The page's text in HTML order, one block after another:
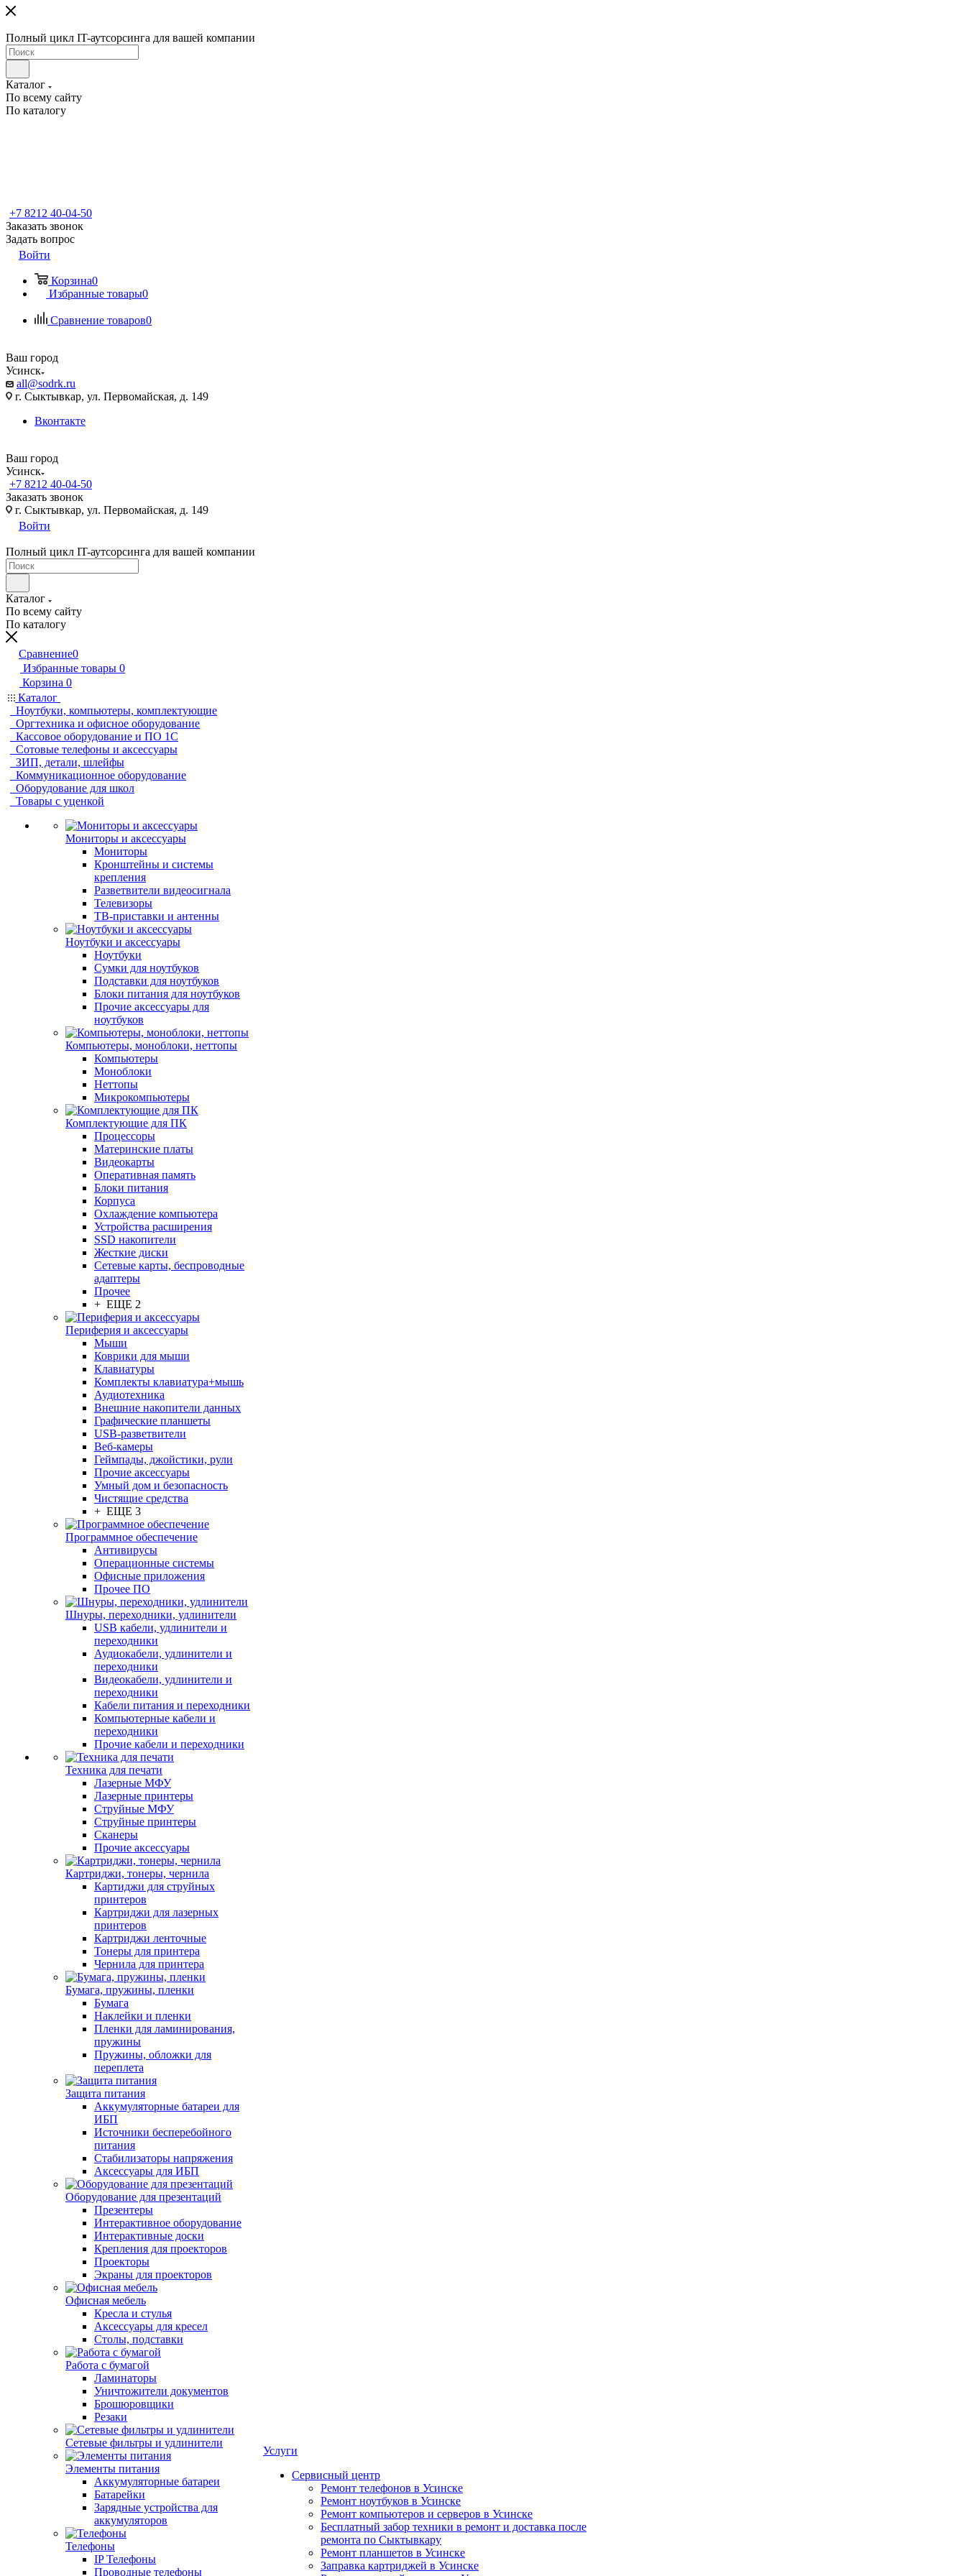
Полный цикл IT-аутсорсинга для вашей компании
Каталог
По всему сайту
По каталогу
+7 8212 40-04-50
Заказать звонок
Задать вопрос
Войти
Корзина0
Избранные товары0
Сравнение товаров0
Ваш город
Усинск
all@sodrk.ru
г. Сыктывкар, ул. Первомайская, д. 149
Вконтакте
Ваш город
Усинск
+7 8212 40-04-50
Заказать звонок
г. Сыктывкар, ул. Первомайская, д. 149
Войти
Полный цикл IT-аутсорсинга для вашей компании
Каталог
По всему сайту
По каталогу
Сравнение0
Избранные товары 0
Корзина 0
Каталог
Ноутбуки, компьютеры, комплектующие
Оргтехника и офисное оборудование
Кассовое оборудование и ПО 1С
Сотовые телефоны и аксессуары
ЗИП, детали, шлейфы
Коммуникационное оборудование
Оборудование для школ
Товары с уценкой
Мониторы и аксессуары
Мониторы
Кронштейны и системы
крепления
Разветвители видеосигнала
Телевизоры
ТВ-приставки и антенны
Ноутбуки и аксессуары
Ноутбуки
Сумки для ноутбуков
Подставки для ноутбуков
Блоки питания для ноутбуков
Прочие аксессуары для
ноутбуков
Компьютеры, моноблоки, неттопы
Компьютеры
Моноблоки
Неттопы
Микрокомпьютеры
Комплектующие для ПК
Процессоры
Материнские платы
Видеокарты
Оперативная память
Блоки питания
Корпуса
Охлаждение компьютера
Устройства расширения
SSD накопители
Жесткие диски
Сетевые карты, беспроводные
адаптеры
Прочее
+ ЕЩЕ 2
Периферия и аксессуары
Мыши
Коврики для мыши
Клавиатуры
Комплекты клавиатура+мышь
Аудиотехника
Внешние накопители данных
Графические планшеты
USB-разветвители
Веб-камеры
Геймпады, джойстики, рули
Прочие аксессуары
Умный дом и безопасность
Чистящие средства
+ ЕЩЕ 3
Программное обеспечение
Антивирусы
Операционные системы
Офисные приложения
Прочее ПО
Шнуры, переходники, удлинители
USB кабели, удлинители и
переходники
Аудиокабели, удлинители и
переходники
Видеокабели, удлинители и
переходники
Кабели питания и переходники
Компьютерные кабели и
переходники
Прочие кабели и переходники
Техника для печати
Лазерные МФУ
Лазерные принтеры
Струйные МФУ
Струйные принтеры
Сканеры
Прочие аксессуары
Картриджи, тонеры, чернила
Картиджи для струйных
принтеров
Картриджи для лазерных
принтеров
Картриджи ленточные
Тонеры для принтера
Чернила для принтера
Бумага, пружины, пленки
Бумага
Наклейки и пленки
Пленки для ламинирования,
пружины
Пружины, обложки для
переплета
Защита питания
Аккумуляторные батареи для
ИБП
Источники бесперебойного
питания
Стабилизаторы напряжения
Аксессуары для ИБП
Оборудование для презентаций
Презентеры
Интерактивное оборудование
Интерактивные доски
Крепления для проекторов
Проекторы
Экраны для проекторов
Офисная мебель
Кресла и стулья
Аксессуары для кресел
Столы, подставки
Работа с бумагой
Ламинаторы
Уничтожители документов
Брошюровщики
Резаки
Сетевые фильтры и удлинители
Элементы питания
Аккумуляторные батареи
Батарейки
Зарядные устройства для
аккумуляторов
Телефоны
IP Телефоны
Проводные телефоны
Услуги
Сервисный центр
Ремонт телефонов в Усинске
Ремонт ноутбуков в Усинске
Ремонт компьютеров и серверов в Усинске
Бесплатный забор техники в ремонт и доставка после
ремонта по Сыктывкару
Ремонт планшетов в Усинске
Заправка картриджей в Усинске